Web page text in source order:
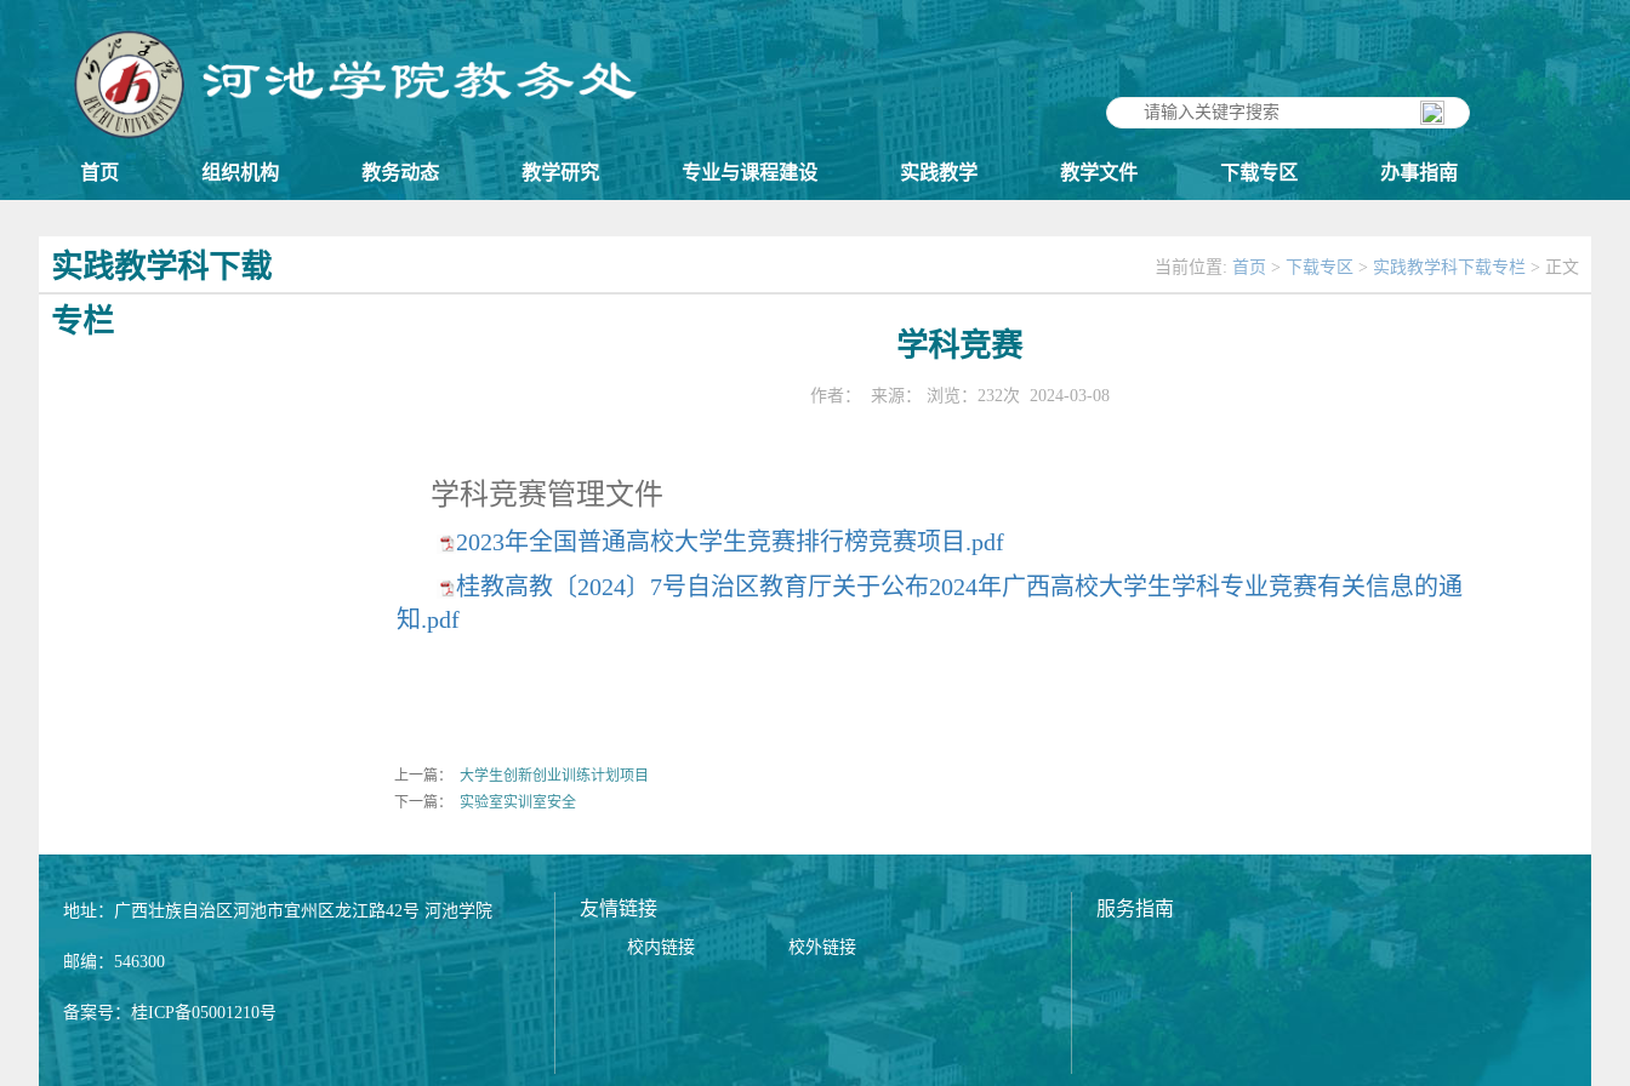
首页 组织机构 教务动态 教学研究 专业与课程建设 实践教学 教学文件 下载专区 办事指南
实践教学科下载
专栏
当前位置: 首页 > 下载专区 > 实践教学科下载专栏 > 正文
学科竞赛
作者： 来源： 浏览： 232次 2024-03-08
学科竞赛管理文件
2023年全国普通高校大学生竞赛排行榜竞赛项目.pdf
桂教高教〔2024〕7号自治区教育厅关于公布2024年广西高校大学生学科专业竞赛有关信息的通
知.pdf
上一篇： 大学生创新创业训练计划项目
下一篇： 实验室实训室安全
地址：广西壮族自治区河池市宜州区龙江路42号 河池学院
邮编：546300
备案号：桂ICP备05001210号
友情链接
校内链接 校外链接
服务指南